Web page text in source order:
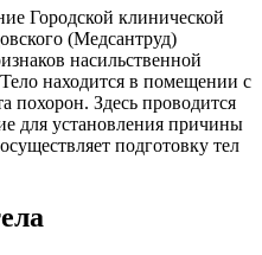
Городской клинической
(Медсантруд)
насильственной
находится в помещении с
похорон. Здесь проводится
для установления причины
подготовку тел